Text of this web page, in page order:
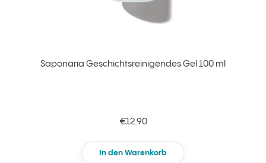
Saponaria Geschichtsreinigendes Gel 100 ml
€12.90
In den Warenkorb